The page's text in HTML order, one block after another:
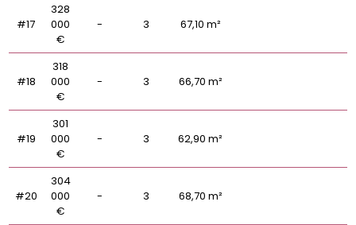
#17
328
000
€
- 3 67,10 m²
#18
318
000
€
- 3 66,70 m²
#19
301
000
€
- 3 62,90 m²
#20
304
000
€
- 3 68,70 m²